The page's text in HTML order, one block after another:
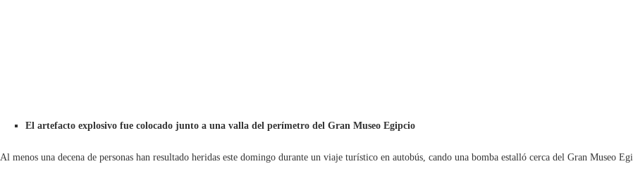
El artefacto explosivo fue colocado junto a una valla del perímetro del Gran Museo Egipcio
Al menos una decena de personas han resultado heridas este domingo durante un viaje turístico en autobús, cando una bomba estalló cerca del Gran Museo